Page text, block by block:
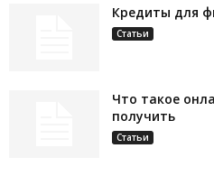
Кредиты для
Статьи
Что такое
получить
Статьи